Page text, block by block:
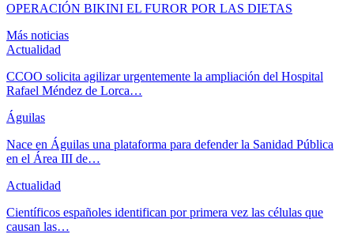
OPERACIÓN BIKINI EL FUROR POR LAS DIETAS
Más noticias
Actualidad
CCOO solicita agilizar urgentemente la ampliación del Hospital
Rafael Méndez de Lorca…
Águilas
Nace en Águilas una plataforma para defender la Sanidad Pública
en el Área III de…
Actualidad
Científicos españoles identifican por primera vez las células que
causan las…